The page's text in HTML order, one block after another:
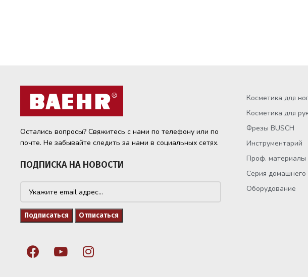
Остались вопросы? Свяжитесь с нами по телефону или по
почте. Не забывайте следить за нами в социальных сетях.
ПОДПИСКА НА НОВОСТИ
Косметика для
Косметика для
Фрезы BUSCH
Инструментарий
Проф. материалы
Серия домашнего
Оборудование